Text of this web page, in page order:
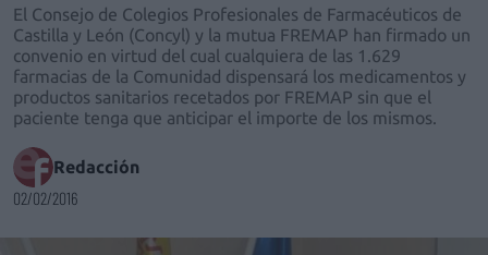
El Consejo de Colegios Profesionales de Farmacéuticos de
Castilla y León (Concyl) y la mutua FREMAP han firmado un
convenio en virtud del cual cualquiera de las 1.629
farmacias de la Comunidad dispensará los medicamentos y
productos sanitarios recetados por FREMAP sin que el
paciente tenga que anticipar el importe de los mismos.
Redacción
02/02/2016